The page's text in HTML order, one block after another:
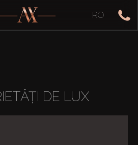
RO
DE LUX